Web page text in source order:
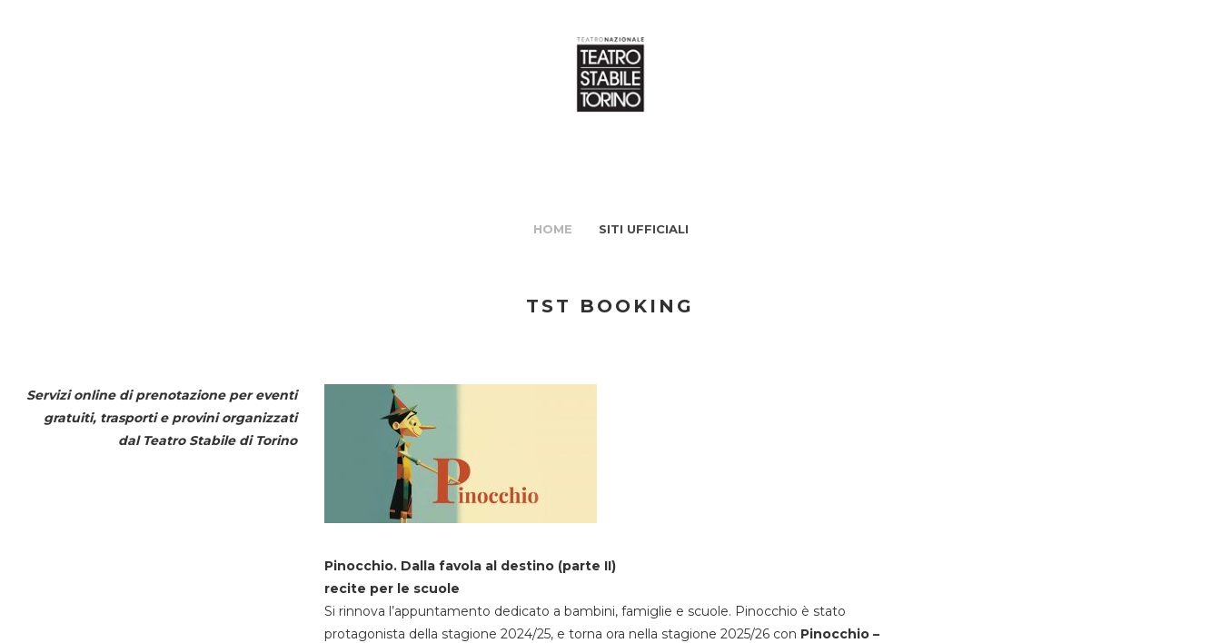
HOME SITI UFFICIALI
TST BOOKING
Servizi online di prenotazione per eventi
gratuiti, trasporti e provini organizzati
dal Teatro Stabile di Torino
Pinocchio. Dalla favola al destino (parte II)
recite per le scuole
Si rinnova l’appuntamento dedicato a bambini, famiglie e scuole. Pinocchio è stato
protagonista della stagione 2024/25, e torna ora nella stagione 2025/26 con Pinocchio –